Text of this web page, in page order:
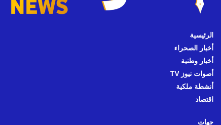
الرئيسية
أخبار الصحراء
أخبار وطنية
أصوات نيوز TV
أنشطة ملكية
اقتصاد
جهات